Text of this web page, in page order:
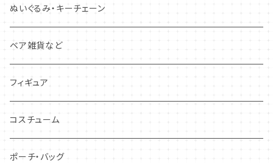
ぬいぐるみ・キーチェーン
ベア雑貨など
フィギュア
コスチューム
ポーチ・バッグ